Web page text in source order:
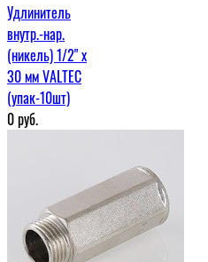
Удлинитель
внутр.-нар.
(никель) 1/2" х
30 мм VALTEC
(упак-10шт)
0руб.